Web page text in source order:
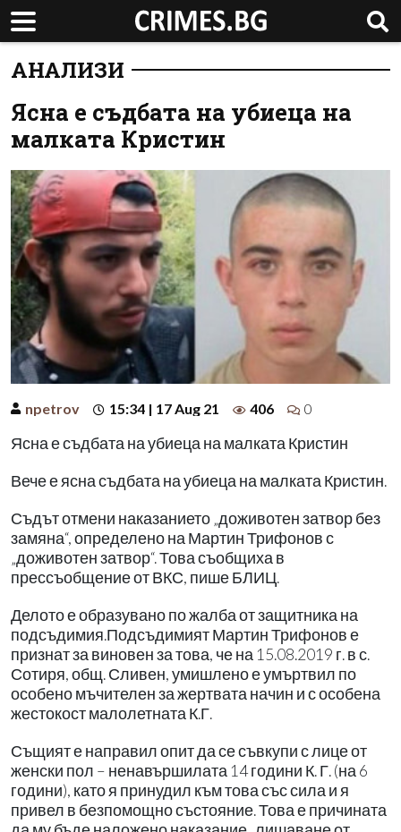
АНАЛИЗИ
Ясна е съдбата на убиеца на
малката Кристин
npetrov 15:34 | 17 Aug 21 406 0
Ясна е съдбата на убиеца на малката Кристин
Вече е ясна съдбата на убиеца на малката Кристин.
Съдът отмени наказанието „доживотен затвор без
замяна“, определено на Мартин Трифонов с
„доживотен затвор“. Това съобщиха в
прессъобщение от ВКС, пише БЛИЦ.
Делото е образувано по жалба от защитника на
подсъдимия.Подсъдимият Мартин Трифонов е
признат за виновен за това, че на 15.08.2019 г. в с.
Сотиря, общ. Сливен, умишлено е умъртвил по
особено мъчителен за жертвата начин и с особена
жестокост малолетната К.Г.
Същият е направил опит да се съвкупи с лице от
женски пол – ненавършилата 14 години К. Г. (на 6
години), като я принудил към това със сила и я
привел в безпомощно състояние. Това е причината